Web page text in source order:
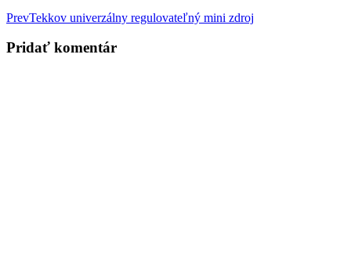
Post
navigation
PrevTekkov univerzálny regulovateľný mini zdroj
Pridať komentár